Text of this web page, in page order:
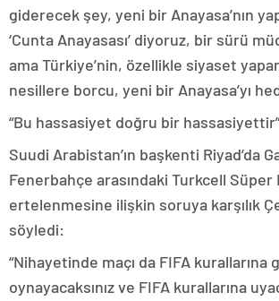
giderecek şey, yeni bir Anayasa’nın
‘Cunta Anayasası’ diyoruz, bir sürü
ama Türkiye’nin, özellikle siyaset
nesillere borcu, yeni bir Anayasa’yı
“Bu hassasiyet doğru bir hassasiyettir”
Suudi Arabistan’ın başkenti Riyad’da
Fenerbahçe arasındaki Turkcell Süper
ertelenmesine ilişkin soruya karşılık
söyledi:
“Nihayetinde maçı da FIFA kurallarına
oynayacaksınız ve FIFA kurallarına